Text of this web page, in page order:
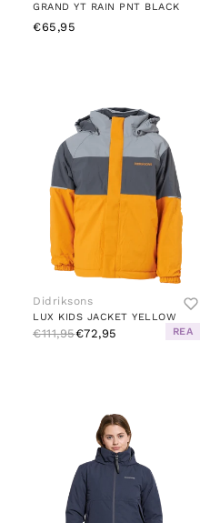
GRAND YT RAIN PNT BLACK
€65,95
Didriksons
LUX KIDS JACKET YELLOW
€111,95€72,95 REA